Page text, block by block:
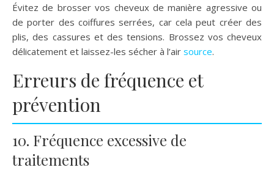
Évitez de brosser vos cheveux de manière agressive ou
de porter des coiffures serrées, car cela peut créer des
plis, des cassures et des tensions. Brossez vos cheveux
délicatement et laissez-les sécher à l’air source.
Erreurs de fréquence et
prévention
10. Fréquence excessive de
traitements